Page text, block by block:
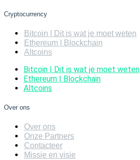
Cryptocurrency
Bitcoin | Dit is wat je moet weten
Ethereum | Blockchain
Altcoins
Bitcoin | Dit is wat je moet weten
Ethereum | Blockchain
Altcoins
Over ons
Over ons
Onze Partners
Contacteer
Missie en visie